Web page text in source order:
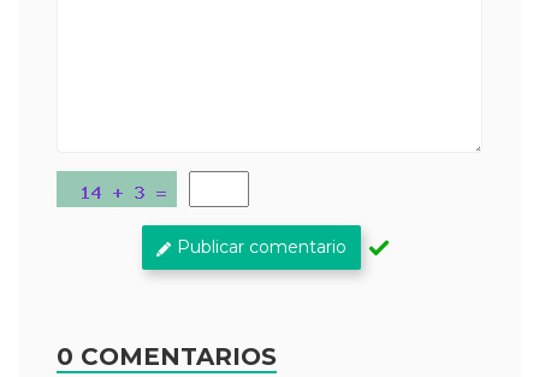
Publicar comentario
0 COMENTARIOS